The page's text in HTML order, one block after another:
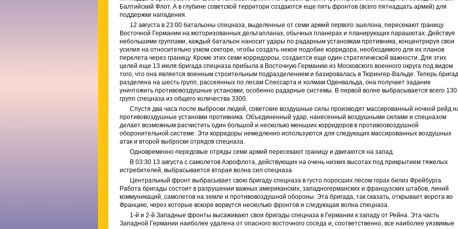
Балтийский Флот. А в глубине советской территори создаются еще пять фронтов (всего пятнадцать армий) для
поддержки нападения.
12 августа в 23:00 батальоны спецназа, выделенные от семи армий первого эшелона, пересекают границу
Восточной Германии на моторизованных дельтапланах, обычных планерах и планирующих парашютах. Действуя
небольшими группами, каждый батальон наносит удары по радарным установкам противника, концентрируя свои
усилия на относительно узком секторе, чтобы создать некое подобие корридора, необходимого для их планов
перелета через границу. Кроме этих семи корридороы, создается еще один стратегической важности. Для этих
целей еще 13 июля бригада спецназа прибыла в Восточную Германию из Московского военного округа под видом
того, что она является военным строительным подразделением и базировалась в Тюрингер-Вальде. Теперь
разделена на шесть групп, рассеянных по лесам Спессарта и холмам Оденвальда, она получает задание
уничтожить противовоздушные установки, особенно радарные системы. В первой волне выбрасывается всего 130
групп спецназа из общего количества 3300.
Спустя два часа после выброски людей, советские воздушные силы производят массированный ночной рейд
противовоздушные установки противника. Объединенный удар, нанесенный воздушными силами и спецназом
делает возможным расчистить один большой и несколько меньших корридоров в противоовоздушной
оборонительной системе. Эти корридоры немедленно используются для следующих массированных воздушных
атак и второй выброски отрядов спецназа.
Одновременно передовые отряды семи армий пересекают границу и двигаются на запад.
В 03:30 13 августа с самолетов Аэрофлота, действующих на очень низких высотах под прикрытием тяжелых
истребителей, выбрасывается вторая волна сил спецназа.
Центральный фронт выбрасывает свою бригаду спецназа в густо поросших лесом горах билиз Фрейбурга.
Работа бригады состоит в разрушении важных американских, западногерманских и французских штабов, линий
коммуникаций, самолетов на земле и противовоздушной обороны. Эта бригада, так сказать, открывает ворота во
Францию, через которые вскоре ворвутся несколько фронтов и следующая волна спецназа.
1-й и 2-й Западные фронты высаживают свои бригады спецназа в Германии к западу от Рейна. Эта часть
Западной Германии наиболее удалена от опасного восточного соседа и, соответственно, все наиболее уязвимые